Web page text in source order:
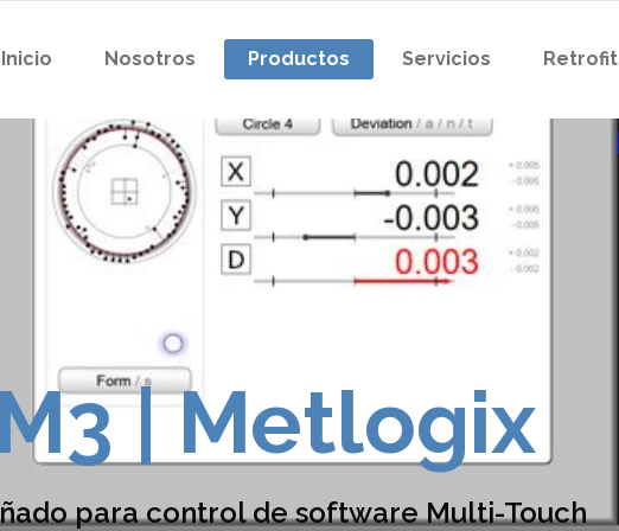
Inicio Nosotros Productos Servicios Retrofit
| Metlogix
para control de software Multi-Touch